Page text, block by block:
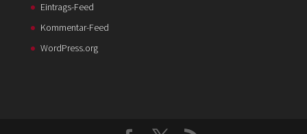
Eintrags-Feed
Kommentar-Feed
WordPress.org